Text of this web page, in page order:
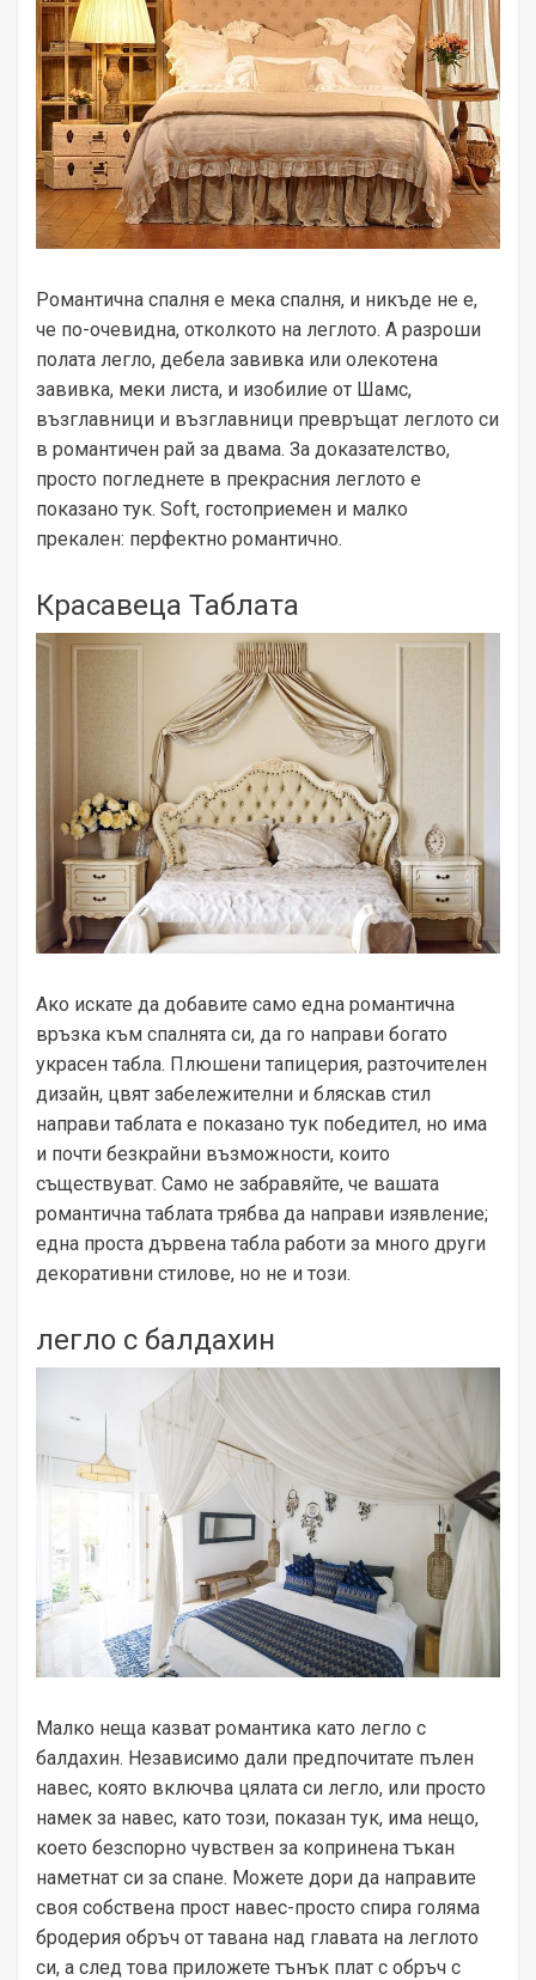
Романтична спалня е мека спалня, и никъде не е,
че по-очевидна, отколкото на леглото. А разроши
полата легло, дебела завивка или олекотена
завивка, меки листа, и изобилие от Шамс,
възглавници и възглавници превръщат леглото си
в романтичен рай за двама. За доказателство,
просто погледнете в прекрасния леглото е
показано тук. Soft, гостоприемен и малко
прекален: перфектно романтично.
Красавеца Таблата
Ако искате да добавите само една романтична
връзка към спалнята си, да го направи богато
украсен табла. Плюшени тапицерия, разточителен
дизайн, цвят забележителни и бляскав стил
направи таблата е показано тук победител, но има
и почти безкрайни възможности, които
съществуват. Само не забравяйте, че вашата
романтична таблата трябва да направи изявление;
една проста дървена табла работи за много други
декоративни стилове, но не и този.
легло с балдахин
Малко неща казват романтика като легло с
балдахин. Независимо дали предпочитате пълен
навес, която включва цялата си легло, или просто
намек за навес, като този, показан тук, има нещо,
което безспорно чувствен за копринена тъкан
наметнат си за спане. Можете дори да направите
своя собствена прост навес-просто спира голяма
бродерия обръч от тавана над главата на леглото
си, а след това приложете тънък плат с обръч с